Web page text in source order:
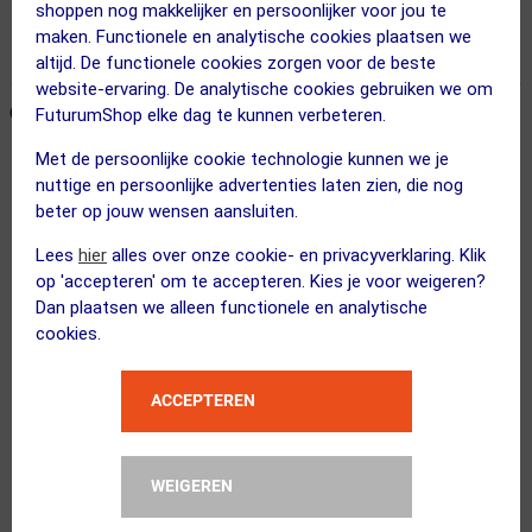
shoppen nog makkelijker en persoonlijker voor jou te
maken. Functionele en analytische cookies plaatsen we
altijd. De functionele cookies zorgen voor de beste
website-ervaring. De analytische cookies gebruiken we om
FuturumShop elke dag te kunnen verbeteren.
Met de persoonlijke cookie technologie kunnen we je
nuttige en persoonlijke advertenties laten zien, die nog
beter op jouw wensen aansluiten.
Lees hier alles over onze cookie- en privacyverklaring. Klik
op 'accepteren' om te accepteren. Kies je voor weigeren?
Dan plaatsen we alleen functionele en analytische
cookies.
ACCEPTEREN
WEIGEREN
Voor 23:00 uur besteld, morgen in huis
365 dagen retourrecht
← Terug naar productnavigatie
ONZE AANBEVOLEN COMBINATIE
POC
ppeeqq